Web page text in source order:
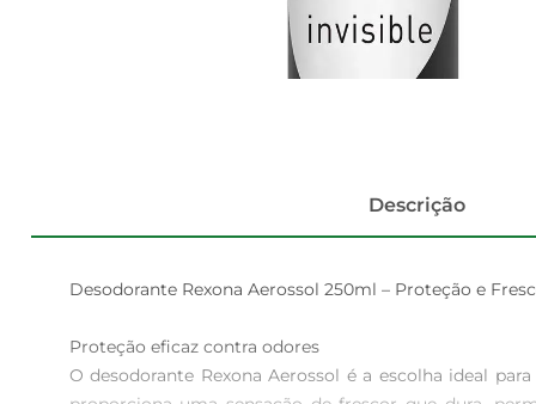
Descrição
Desodorante Rexona Aerossol 250ml – Proteção e
Proteção eficaz contra odores
O desodorante Rexona Aerossol é a escolha ideal